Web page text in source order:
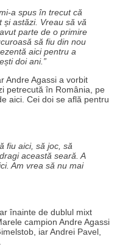
a spus în trecut că
și astăzi. Vreau să vă
parte de o primire
să fiu din nou
aici pentru a
doi ani.”
Andre Agassi a vorbit
petrecută în România, pe
aici. Cei doi se află pentru
fiu aici, să joc, să
această seară. A
Am vrea să nu mai
înainte de dublul mixt
campion Andre Agassi
iar Andrei Pavel,